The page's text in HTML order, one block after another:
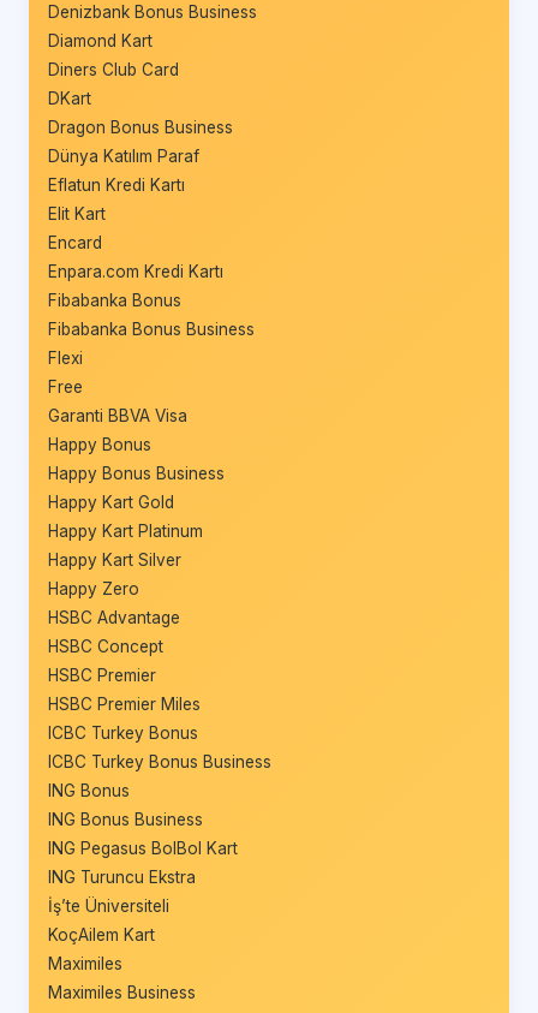
Denizbank Bonus Business
Diamond Kart
Diners Club Card
DKart
Dragon Bonus Business
Dünya Katılım Paraf
Eflatun Kredi Kartı
Elit Kart
Encard
Enpara.com Kredi Kartı
Fibabanka Bonus
Fibabanka Bonus Business
Flexi
Free
Garanti BBVA Visa
Happy Bonus
Happy Bonus Business
Happy Kart Gold
Happy Kart Platinum
Happy Kart Silver
Happy Zero
HSBC Advantage
HSBC Concept
HSBC Premier
HSBC Premier Miles
ICBC Turkey Bonus
ICBC Turkey Bonus Business
ING Bonus
ING Bonus Business
ING Pegasus BolBol Kart
ING Turuncu Ekstra
İş’te Üniversiteli
KoçAilem Kart
Maximiles
Maximiles Business